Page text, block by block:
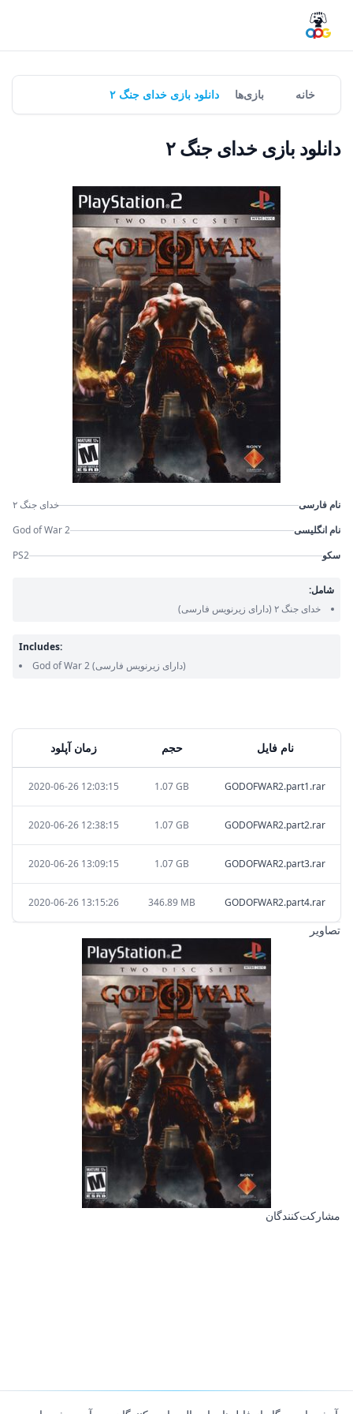
خانه بازی‌ها دانلود بازی خدای جنگ ۲
دانلود بازی خدای جنگ ۲
نام فایل حجم زمان آپلود
GODOFWAR2.part1.rar
1.07 GB
2020-06-26 12:03:15
GODOFWAR2.part2.rar
1.07 GB
2020-06-26 12:38:15
GODOFWAR2.part3.rar
1.07 GB
2020-06-26 13:09:15
GODOFWAR2.part4.rar
346.89 MB
2020-06-26 13:15:26
تصاویر
مشارکت‌کنندگان
نام فارسی
خدای جنگ ۲
نام انگلیسی
God of War 2
سکو
PS2
شامل:
خدای جنگ ۲
(دارای زیرنویس فارسی)
Includes:
God of War 2
(دارای زیرنویس فارسی)